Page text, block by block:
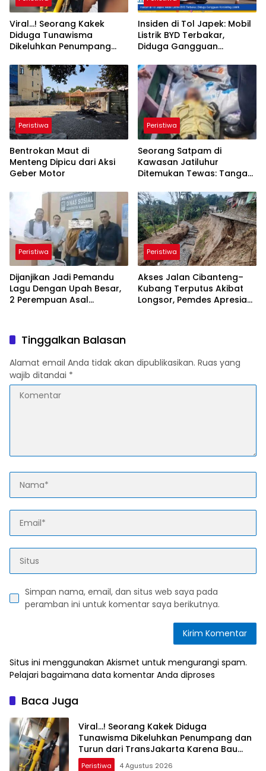
Viral…! Seorang Kakek
Diduga Tunawisma
Dikeluhkan Penumpang
TransJakarta Karena Bau
Badan
Insiden di Tol Japek: Mobil
Listrik BYD Terbakar,
Diduga Gangguan
Peristiwa
Bentrokan Maut di
Menteng Dipicu dari Aksi
Geber Motor
Peristiwa
Seorang Satpam di
Kawasan Jatiluhur
Ditemukan Tewas: Tangan
Dilakban, Polisi Usut Pelaku
Peristiwa
Dijanjikan Jadi Pemandu
Lagu Dengan Upah Besar,
2 Perempuan Asal
Peristiwa
Akses Jalan Cibanteng–
Kubang Terputus Akibat
Longsor, Pemdes Apresiasi
Tinggalkan Balasan
Alamat email Anda tidak akan dipublikasikan. Ruas yang
wajib ditandai *
Simpan nama, email, dan situs web saya pada
peramban ini untuk komentar saya berikutnya.
Situs ini menggunakan Akismet untuk mengurangi spam.
Pelajari bagaimana data komentar Anda diproses
Baca Juga
Viral…! Seorang Kakek Diduga
Tunawisma Dikeluhkan Penumpang dan
Turun dari TransJakarta Karena Bau
Badan
Peristiwa 4 Agustus 2026